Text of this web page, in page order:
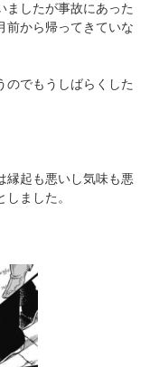
ましたが事故にあった
前から帰ってきていな
のでもうしばらくした
縁起も悪いし気味も悪
ました。